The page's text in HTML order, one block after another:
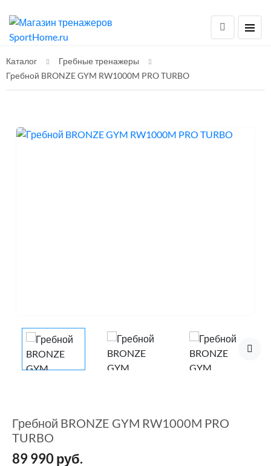
Каталог
Гребные тренажеры
Гребной BRONZE GYM RW1000M PRO TURBO
Гребной BRONZE GYM RW1000M PRO
TURBO
89 990руб.